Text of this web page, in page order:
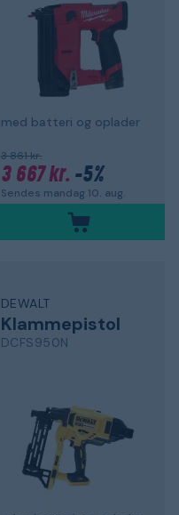
med batteri og oplader
3 861 kr.
3 667 kr. -5%
Sendes mandag 10. aug.
DEWALT
Klammepistol
DCFS950N